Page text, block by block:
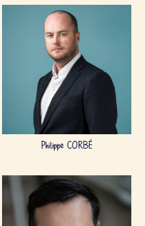
Philippe CORBÉ